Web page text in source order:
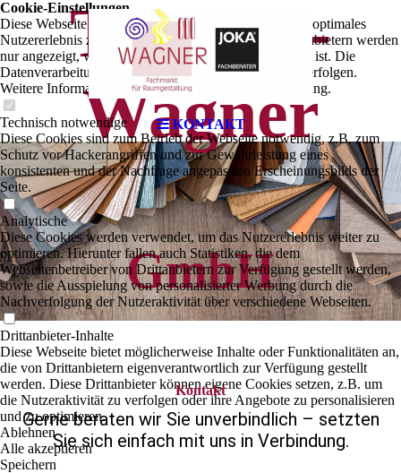
KONTAKT
Tapeten-
Wagner
GmbH
Kontakt
Gerne beraten wir Sie unverbindlich – setzten
Sie sich einfach mit uns in Verbindung.
Cookie-Einstellungen
Diese Webseite verwendet Cookies, um Besuchern ein optimales
Nutzererlebnis zu bieten. Bestimmte Inhalte von Drittanbietern werden
nur angezeigt, wenn die entsprechende Option aktiviert ist. Die
Datenverarbeitung kann dann auch in einem Drittland erfolgen.
Weitere Informationen hierzu in der Datenschutzerklärung.
Technisch notwendige
Diese Cookies sind zum Betrieb der Webseite notwendig, z.B. zum
Schutz vor Hackerangriffen und zur Gewährleistung eines
konsistenten und der Nachfrage angepassten Erscheinungsbilds der
Seite.
Analytische
Diese Cookies werden verwendet, um das Nutzererlebnis weiter zu
optimieren. Hierunter fallen auch Statistiken, die dem
Webseitenbetreiber von Drittanbietern zur Verfügung gestellt werden,
sowie die Ausspielung von personalisierter Werbung durch die
Nachverfolgung der Nutzeraktivität über verschiedene Webseiten.
Drittanbieter-Inhalte
Diese Webseite bietet möglicherweise Inhalte oder Funktionalitäten an,
die von Drittanbietern eigenverantwortlich zur Verfügung gestellt
werden. Diese Drittanbieter können eigene Cookies setzen, z.B. um
die Nutzeraktivität zu verfolgen oder ihre Angebote zu personalisieren
und zu optimieren.
Ablehnen
Alle akzeptieren
Speichern